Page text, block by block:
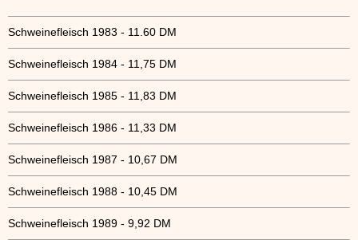
Schweinefleisch 1983 - 11.60 DM
Schweinefleisch 1984 - 11,75 DM
Schweinefleisch 1985 - 11,83 DM
Schweinefleisch 1986 - 11,33 DM
Schweinefleisch 1987 - 10,67 DM
Schweinefleisch 1988 - 10,45 DM
Schweinefleisch 1989 - 9,92 DM